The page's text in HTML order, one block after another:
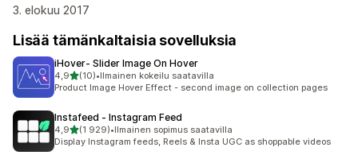
3. elokuu 2017
Lisää tämänkaltaisia sovelluksia
iHover‑ Slider Image On Hover
4,9/ 5 tähteä
(10)
10 arvostelua yhteensä
•Ilmainen kokeilu saatavilla
Product Image Hover Effect - second image on collection pages
Instafeed ‑ Instagram Feed
4,9/ 5 tähteä
(1 929)
1929 arvostelua yhteensä
•Ilmainen sopimus saatavilla
Display Instagram feeds, Reels & Insta UGC as shoppable videos